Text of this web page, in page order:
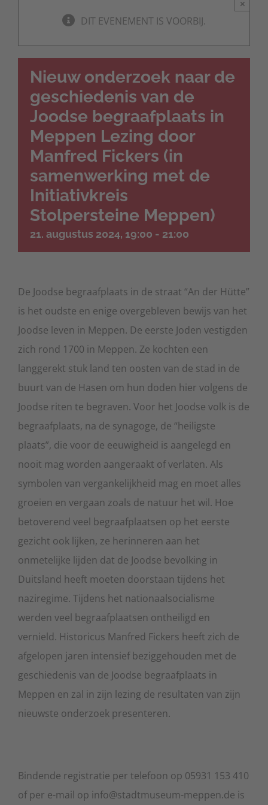
DIT EVENEMENT IS VOORBIJ.
×
Nieuw onderzoek naar de
geschiedenis van de
Joodse begraafplaats in
Meppen Lezing door
Manfred Fickers (in
samenwerking met de
Initiativkreis
Stolpersteine Meppen)
21. augustus 2024, 19:00 - 21:00
De Joodse begraafplaats in de straat “An der Hütte”
is het oudste en enige overgebleven bewijs van het
Joodse leven in Meppen. De eerste Joden vestigden
zich rond 1700 in Meppen. Ze kochten een
langgerekt stuk land ten oosten van de stad in de
buurt van de Hasen om hun doden hier volgens de
Joodse riten te begraven. Voor het Joodse volk is de
begraafplaats, na de synagoge, de “heiligste
plaats”, die voor de eeuwigheid is aangelegd en
nooit mag worden aangeraakt of verlaten. Als
symbolen van vergankelijkheid mag en moet alles
groeien en vergaan zoals de natuur het wil. Hoe
betoverend veel begraafplaatsen op het eerste
gezicht ook lijken, ze herinneren aan het
onmetelijke lijden dat de Joodse bevolking in
Duitsland heeft moeten doorstaan tijdens het
naziregime. Tijdens het nationaalsocialisme
werden veel begraafplaatsen ontheiligd en
vernield. Historicus Manfred Fickers heeft zich de
afgelopen jaren intensief beziggehouden met de
geschiedenis van de Joodse begraafplaats in
Meppen en zal in zijn lezing de resultaten van zijn
nieuwste onderzoek presenteren.
Bindende registratie per telefoon op 05931 153 410
of per e-mail op info@stadtmuseum-meppen.de is